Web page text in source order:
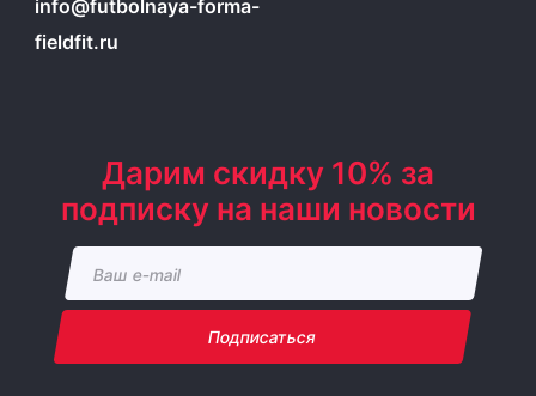
info@futbolnaya-forma-
fieldfit.ru
Дарим скидку 10% за
подписку на наши новости
Подписаться